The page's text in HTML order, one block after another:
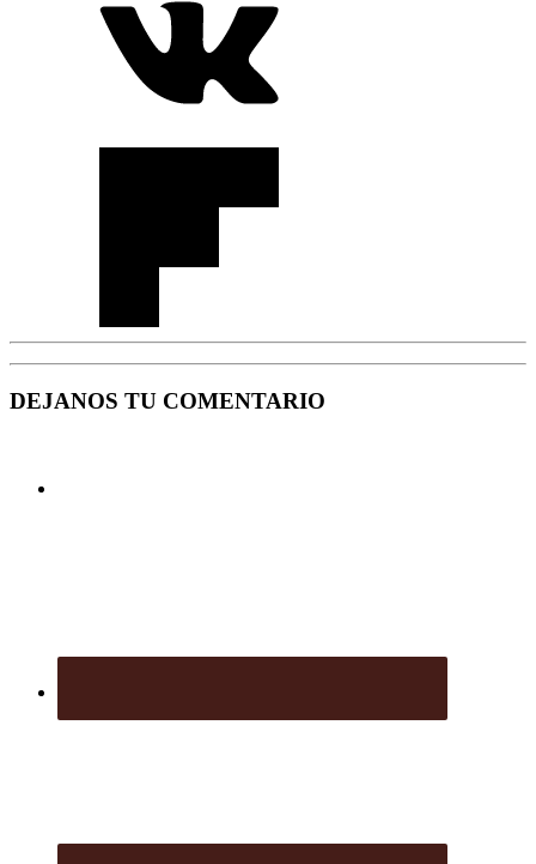
DEJANOS TU COMENTARIO